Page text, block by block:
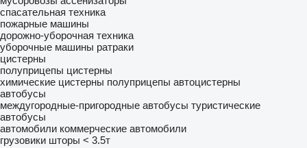
спасательная техника
пожарные машины
дорожно-уборочная техника
уборочные машины ратраки
цистерны
полуприцепы цистерны
химические цистерны полуприцепы автоцистерны
автобусы
междугородные-пригородные автобусы туристические
автобусы
автомобили коммерческие автомобили
грузовики шторы < 3.5т